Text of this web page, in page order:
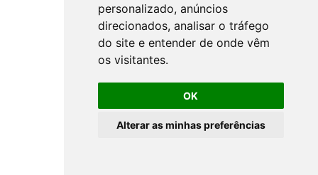
personalizado, anúncios
direcionados, analisar o tráfego
do site e entender de onde vêm
os visitantes.
OK
Alterar as minhas preferências